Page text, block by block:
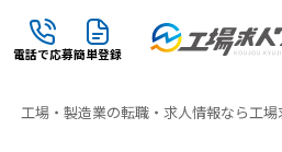
電話で応募簡単登録
工場・製造業の転職・求人情報なら工場